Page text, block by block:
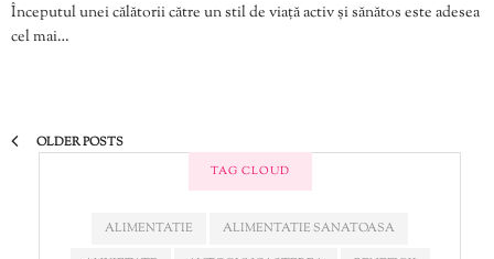
Începutul unei călătorii către un stil de viață activ și sănătos este adesea
cel mai…
OLDER POSTS
TAG CLOUD
ALIMENTATIE
ALIMENTATIE SANATOASA